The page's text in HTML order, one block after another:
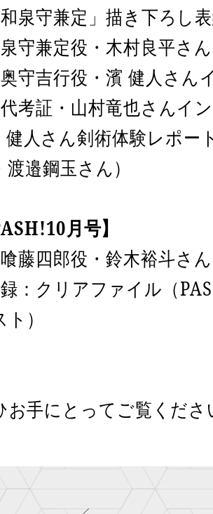
泉守兼定」描き下ろし
守兼定役・木村良平さ
守吉行役・濱 健人さん
考証・山村竜也さんイ
健人さん剣術体験レポー
渡邉鋼玉さん）
月号】
藤四郎役・鈴木裕斗さ
：クリアファイル（
）
お手にとってご覧くださ